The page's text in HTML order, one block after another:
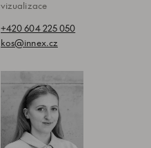
vizualizace
+420 604 225 050
kos@innex.cz